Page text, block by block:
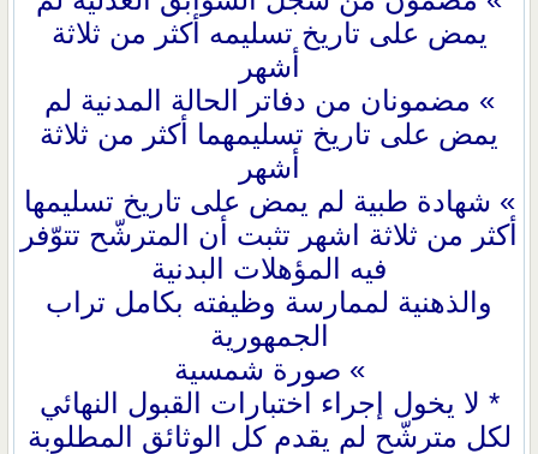
يمض على تاريخ تسليمه أكثر من ثلاثة
أشهر
» مضمونان من دفاتر الحالة المدنية لم
يمض على تاريخ تسليمهما أكثر من ثلاثة
أشهر
» شهادة طبية لم يمض على تاريخ تسليمها
أكثر من ثلاثة اشهر تثبت أن المترشّح تتوّفر
فيه المؤهلات البدنية
والذهنية لممارسة وظيفته بكامل تراب
الجمهورية
» صورة شمسية
* لا يخول إجراء اختبارات القبول النهائي
لكل مترشّح لم يقدم كل الوثائق المطلوبة